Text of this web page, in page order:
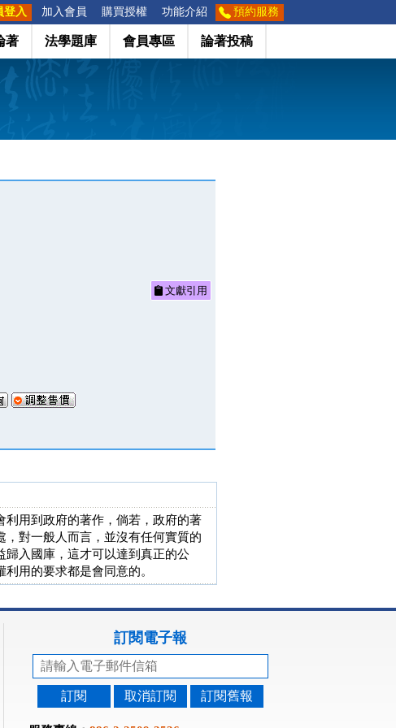
登入 加入會員 購買授權 功能介紹 預約服務
著 法學題庫 會員專區 論著投稿
文獻引用
利用到政府的著作，倘若，政府的著
對一般人而言，並沒有任何實質的
入國庫，這才可以達到真正的公
用的要求都是會同意的。
訂閱電子報
訂閱 取消訂閱 訂閱舊報